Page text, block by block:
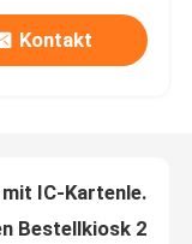
Kontakt
21.5-Zoll-Stand-Alone-Touch-Bildschirm Digitales Kiosk Android-Betriebssystem Kapazitives Touch-Display
Smart Portable Touchscreen Digital Kiosk 24 Zoll Bodenstand Android Tablet NFC
21.5 Zoll Wandspiegel Werbebildschirm Smart Touchscreen Make-up Spiegel